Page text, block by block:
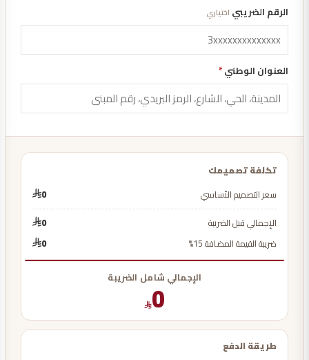
الرقم الضريبي اختياري
العنوان الوطني*
تكلفة تصميمك
سعر التصميم الأساسي
0
الإجمالي قبل الضريبة
0
ضريبة القيمة المضافة 15%
0
الإجمالي شامل الضريبة
0
طريقة الدفع